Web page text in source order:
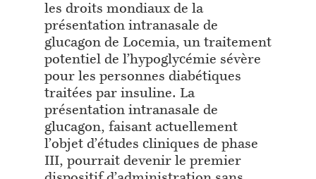
les droits mondiaux de la
présentation intranasale de
glucagon de Locemia, un traitement
potentiel de l’hypoglycémie sévère
pour les personnes diabétiques
traitées par insuline. La
présentation intranasale de
glucagon, faisant actuellement
l’objet d’études cliniques de phase
III, pourrait devenir le premier